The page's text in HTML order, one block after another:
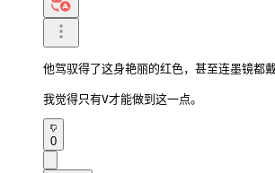
他驾驭得了这身艳丽的红色，甚至连墨镜都
我觉得只有V才能做到这一点。
0